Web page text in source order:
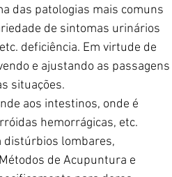
das patologias mais comuns
de sintomas urinários
deficiência. Em virtude de
e ajustando as passagens
situações.
aos intestinos, onde é
hemorrágicas, etc.
distúrbios lombares,
de Acupuntura e